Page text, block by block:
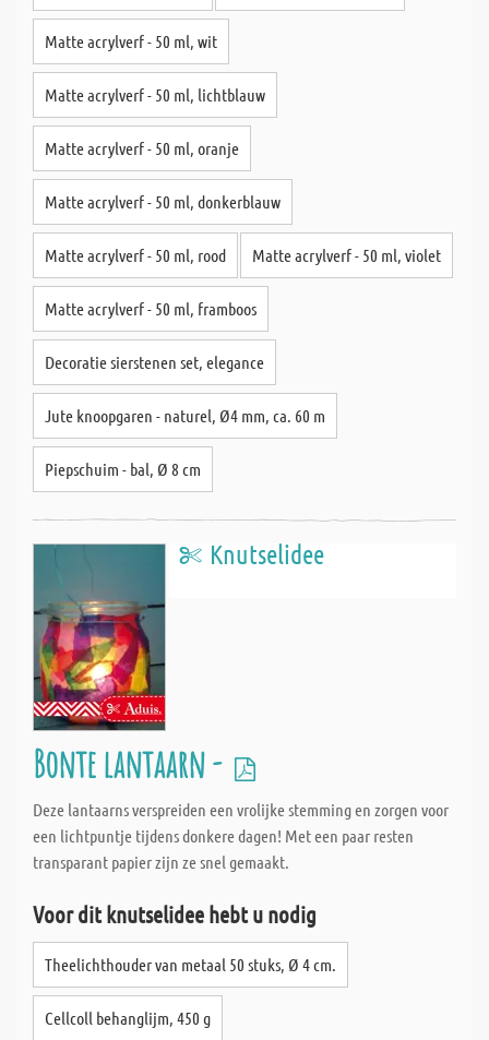
Matte acrylverf - 50 ml, wit
Matte acrylverf - 50 ml, lichtblauw
Matte acrylverf - 50 ml, oranje
Matte acrylverf - 50 ml, donkerblauw
Matte acrylverf - 50 ml, rood Matte acrylverf - 50 ml, violet
Matte acrylverf - 50 ml, framboos
Decoratie sierstenen set, elegance
Jute knoopgaren - naturel, Ø4 mm, ca. 60 m
Piepschuim - bal, Ø 8 cm
Knutselidee
Bonte lantaarn -
Deze lantaarns verspreiden een vrolijke stemming en zorgen voor
een lichtpuntje tijdens donkere dagen! Met een paar resten
transparant papier zijn ze snel gemaakt.
Voor dit knutselidee hebt u nodig
Theelichthouder van metaal 50 stuks, Ø 4 cm.
Cellcoll behanglijm, 450 g